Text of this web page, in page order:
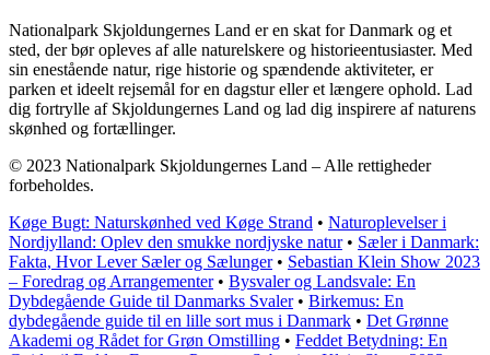
Nationalpark Skjoldungernes Land er en skat for Danmark og et
sted, der bør opleves af alle naturelskere og historieentusiaster. Med
sin enestående natur, rige historie og spændende aktiviteter, er
parken et ideelt rejsemål for en dagstur eller et længere ophold. Lad
dig fortrylle af Skjoldungernes Land og lad dig inspirere af naturens
skønhed og fortællinger.
© 2023 Nationalpark Skjoldungernes Land – Alle rettigheder
forbeholdes.
Køge Bugt: Naturskønhed ved Køge Strand • Naturoplevelser i
Nordjylland: Oplev den smukke nordjyske natur• Sæler i Danmark:
Fakta, Hvor Lever Sæler og Sælunger• Sebastian Klein Show 2023
– Foredrag og Arrangementer• Bysvaler og Landsvale: En
Dybdegående Guide til Danmarks Svaler• Birkemus: En
dybdegående guide til en lille sort mus i Danmark • Det Grønne
Akademi og Rådet for Grøn Omstilling • Feddet Betydning: En